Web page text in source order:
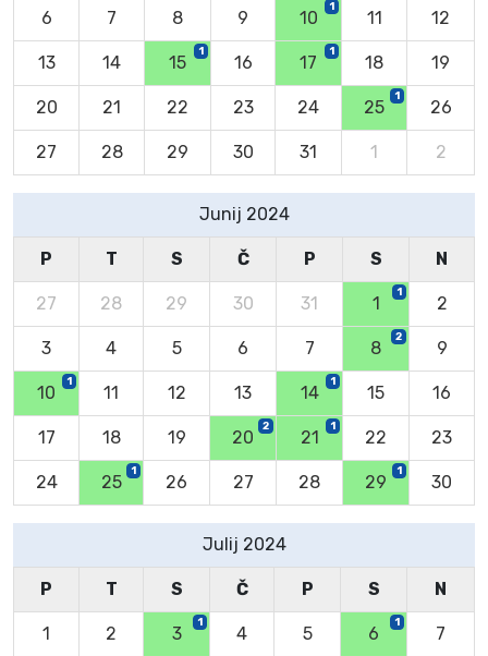
6 7 8 9 10
1
11 12
13 14 15
1
16 17
1
18 19
20 21 22 23 24 25
1
26
27 28 29 30 31 1 2
Junij 2024
P T S Č P S N
27 28 29 30 31 1
1
2
3 4 5 6 7 8
2
9
10
1
11 12 13 14
1
15 16
17 18 19 20
2
21
1
22 23
24 25
1
26 27 28 29
1
30
Julij 2024
P T S Č P S N
1 2 3
1
4 5 6
1
7